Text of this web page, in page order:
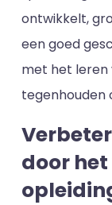
ontwikkelt,
een goed
met het leren
tegenhouden
door